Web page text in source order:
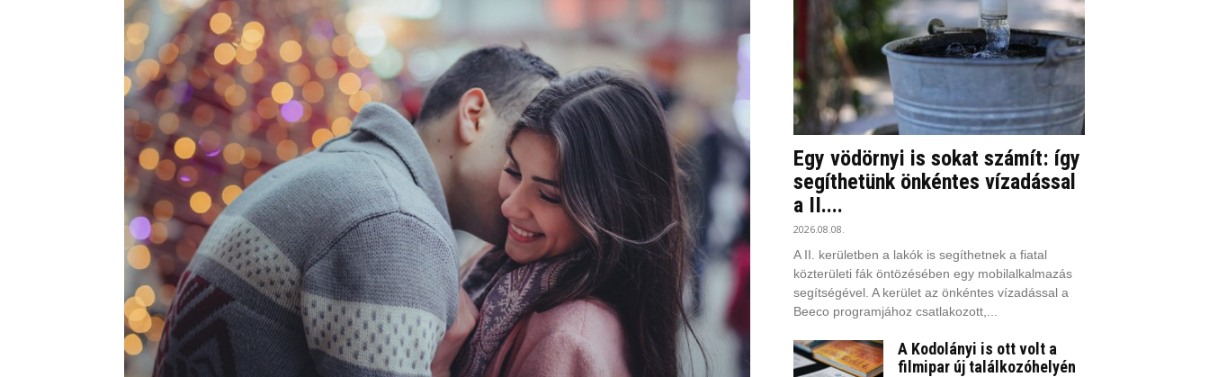
Egy vödörnyi is sokat számít: így
segíthetünk önkéntes vízadással
a II....
2026.08.08.
A II. kerületben a lakók is segíthetnek a fiatal
közterületi fák öntözésében egy mobilalkalmazás
segítségével. A kerület az önkéntes vízadással a
Beeco programjához csatlakozott,...
A Kodolányi is ott volt a
filmipar új találkozóhelyén